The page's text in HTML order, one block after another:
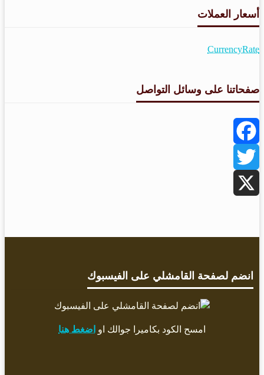
أسعار العملات
CurrencyRate
صفحاتنا على وسائل التواصل
Facebook
Twitter
انضم لصفحة القامشلي على الفيسبوك
امسح الكود بكاميرا جوالك او اضغط هنا